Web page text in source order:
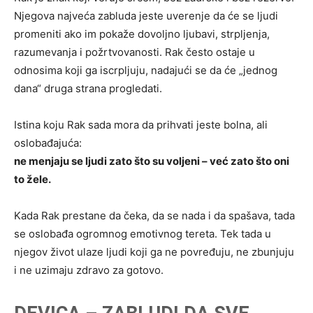
Njegova najveća zabluda jeste uverenje da će se ljudi
promeniti ako im pokaže dovoljno ljubavi, strpljenja,
razumevanja i požrtvovanosti. Rak često ostaje u
odnosima koji ga iscrpljuju, nadajući se da će „jednog
dana“ druga strana progledati.
Istina koju Rak sada mora da prihvati jeste bolna, ali
oslobađajuća:
ne menjaju se ljudi zato što su voljeni – već zato što oni
to žele.
Kada Rak prestane da čeka, da se nada i da spašava, tada
se oslobađa ogromnog emotivnog tereta. Tek tada u
njegov život ulaze ljudi koji ga ne povređuju, ne zbunjuju
i ne uzimaju zdravo za gotovo.